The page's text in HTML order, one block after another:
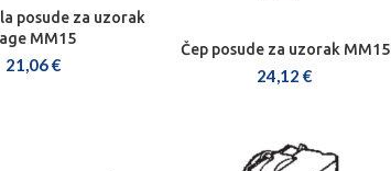
U KOŠARICU
posude za uzorak
MM15
21,06€
DODAJ U KOŠARICU
Čep posude za uzorak MM15
24,12€